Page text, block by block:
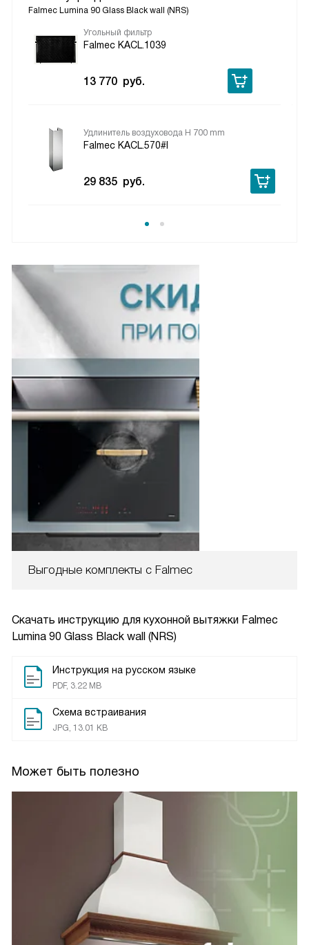
Выгодные комплекты с Falmec
Скачать инструкцию для кухонной вытяжки Falmec
Lumina 90 Glass Black wall (NRS)
Инструкция на русском языке
PDF, 3.22 MB
Схема встраивания
JPG, 13.01 KB
Может быть полезно
Falmec Lumina 90 Glass Black wall (NRS)
Угольный фильтр
Falmec KACL.1039
13 770 руб.
Удлинитель воздуховода H 700 mm
Falmec KACL.570#I
29 835 руб.